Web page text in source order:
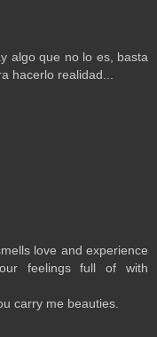
algo que no lo es, basta
hacerlo realidad...
love and experience
feelings full of with
carry me beauties.